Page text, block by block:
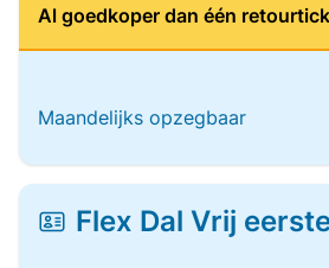
Al goedkoper dan één
Maandelijks opzegbaar
Flex Dal Vrij